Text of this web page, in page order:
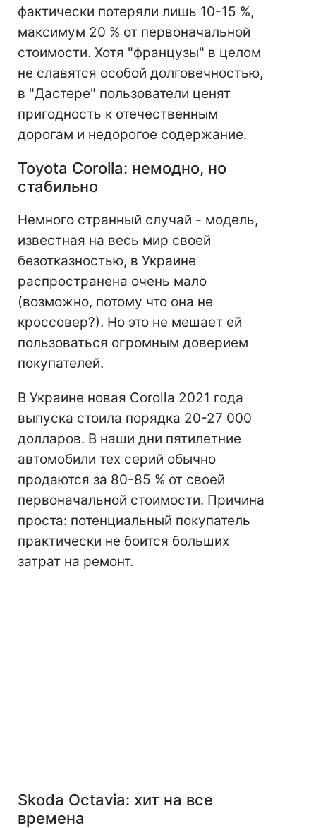
фактически потеряли лишь 10-15 %,
максимум 20 % от первоначальной
стоимости. Хотя "французы" в целом
не славятся особой долговечностью,
в "Дастере" пользователи ценят
пригодность к отечественным
дорогам и недорогое содержание.
Toyota Corolla: немодно, но
стабильно
Немного странный случай - модель,
известная на весь мир своей
безотказностью, в Украине
распространена очень мало
(возможно, потому что она не
кроссовер?). Но это не мешает ей
пользоваться огромным доверием
покупателей.
В Украине новая Corolla 2021 года
выпуска стоила порядка 20-27 000
долларов. В наши дни пятилетние
автомобили тех серий обычно
продаются за 80-85 % от своей
первоначальной стоимости. Причина
проста: потенциальный покупатель
практически не боится больших
затрат на ремонт.
Skoda Octavia: хит на все
времена